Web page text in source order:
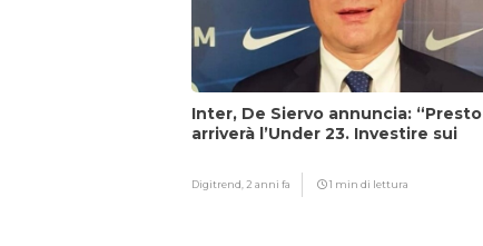
Inter, De Siervo annuncia: “Presto
arriverà l’Under 23. Investire sui
Digitrend,2 anni fa 1 min di lettura